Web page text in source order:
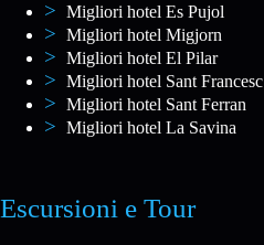
Migliori hotel Es Pujol
Migliori hotel Migjorn
Migliori hotel El Pilar
Migliori hotel Sant Francesc
Migliori hotel Sant Ferran
Migliori hotel La Savina
Escursioni e Tour